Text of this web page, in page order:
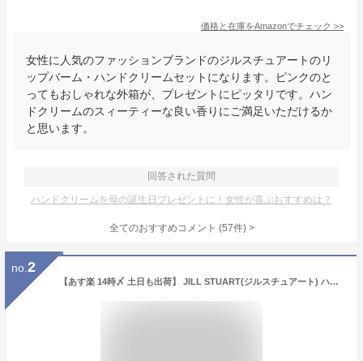
価格と在庫をAmazonでチェック >>
女性に人気のファッションブランドのジルスチュアートのリ
ップバーム・ハンドクリームセットになります。ピンクのと
ってもおしゃれな外箱が、プレゼントにピッタリです。ハン
ドクリームのスィーティーな良い香りにご満足いただけるか
と思います。
回答された質問
ハンドクリームを母の誕生日プレゼントに！女性が喜ぶおすすめは？
全てのおすすめコメント (57件) >
no. 2
【あす楽 14時〆 土日も出荷】 JILL STUART(ジルスチュアート) ハンカチ＆ハンドクリーム ギフトセット